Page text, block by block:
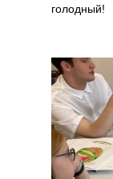
голодный!